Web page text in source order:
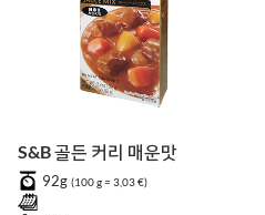
S&B 골든 커리 매운맛
92g (100 g = 3,03 €)